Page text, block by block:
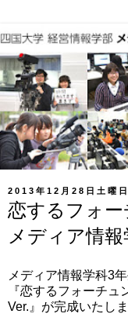
2013年12月28日土曜日
恋するフォ
メディア情
メディア情報学科3
『恋するフォーチ
Ver.』が完成いたしま